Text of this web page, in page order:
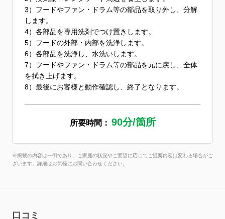
3）フードやファン・ドラム等の部品を取り外し、分解
します。
4）各部品を専用洗剤でつけ置きします。
5）フードの外部・内部を洗浄します。
6）各部品を洗浄し、水洗いします。
7）フードやファン・ドラム等の部品を元に戻し、全体
を拭き上げます。
8）最後にお客様と動作確認し、終了となります。
所要時間： 90分/箇所
※掲載の内容は一例であり、ご家庭の状況やご要望に応じてご提案内容は変わる場合がご
ざいます。詳細はお気軽にお問い合わせください。
口コミ